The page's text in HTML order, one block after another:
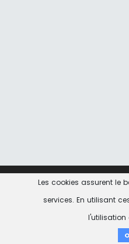
Les cookies assurent le
services. En utilisant
l'utilisation